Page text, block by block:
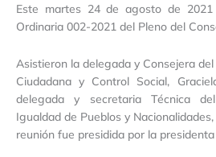
Este martes 24 de agosto de
Ordinaria 002-2021 del Pleno del
Asistieron la delegada y Consejera
Ciudadana y Control Social,
delegada y secretaria Técnica
Igualdad de Pueblos y
reunión fue presidida por la